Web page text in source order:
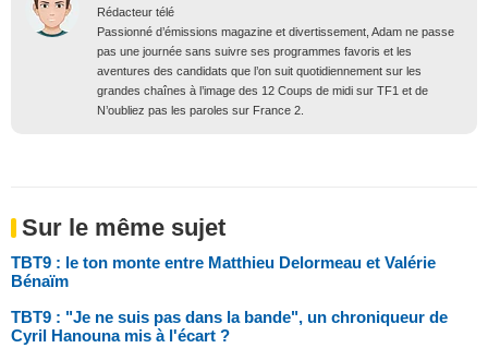
Rédacteur télé
Passionné d’émissions magazine et divertissement, Adam ne passe
pas une journée sans suivre ses programmes favoris et les
aventures des candidats que l’on suit quotidiennement sur les
grandes chaînes à l’image des 12 Coups de midi sur TF1 et de
N’oubliez pas les paroles sur France 2.
Sur le même sujet
TBT9 : le ton monte entre Matthieu Delormeau et Valérie
Bénaïm
TBT9 : "Je ne suis pas dans la bande", un chroniqueur de
Cyril Hanouna mis à l'écart ?